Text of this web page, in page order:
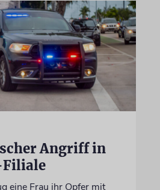
Angriff in
Filiale
eine Frau ihr Opfer mit